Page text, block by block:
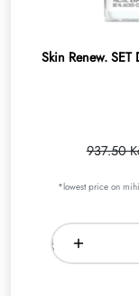
Skin Renew.
937.50
*lowest price on